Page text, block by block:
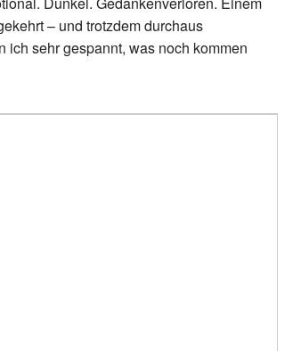
– und trotzdem durchaus
ich sehr gespannt, was noch kommen